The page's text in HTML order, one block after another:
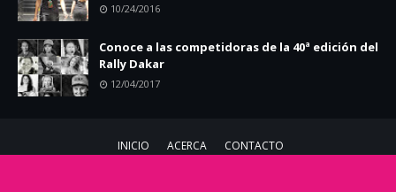
10/24/2016
Conoce a las competidoras de la 40ª edición del
Rally Dakar
12/04/2017
INICIO ACERCA
CONTACTO